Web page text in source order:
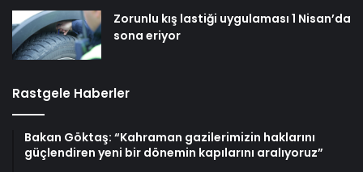
Zorunlu kış lastiği uygulaması 1 Nisan’da
sona eriyor
Rastgele Haberler
Bakan Göktaş: “Kahraman gazilerimizin haklarını
güçlendiren yeni bir dönemin kapılarını aralıyoruz”